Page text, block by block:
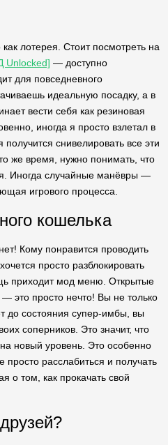
лотерея. Стоит посмотреть на
Unlocked] — доступно
для повседневного
идеальную посадку, а в
вести себя как резиновая
иногда я просто взлетал в
снивелировать все эти
же время, нужно понимать, что
Иногда случайные манёвры —
игрового процесса.
кошелька
Кому понравится проводить
просто разблокировать
приходит мод меню. Открытые
это просто нечто! Вы не только
до состояния супер-имбы, вы
соперников. Это значит, что
новый уровень. Это особенно
просто расслабиться и получать
о том, как прокачать свой